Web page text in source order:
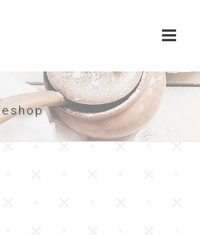
eshop